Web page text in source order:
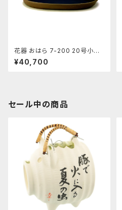
花器 おはら 7-200 20号小判
水盤 花瓶 フラワーベース 水盤
¥40,700
セール中の商品